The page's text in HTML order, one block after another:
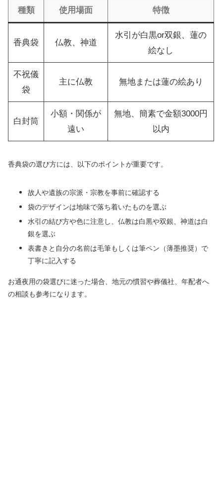
種類 使用場面 特徴
香典袋 仏教、神道
水引が白黒or双銀、蓮の
絵なし
不祝儀
袋
主に仏教 無地または蓮の絵あり
白封筒
小額・関係が
遠い
無地、簡素で金額3000円
以内
香典袋の選び方には、以下のポイントが重要です。
故人や遺族の宗派・宗教を事前に確認する
袋のデザインは地味で落ち着いたものを選ぶ
水引の結び方や色に注意し、仏教は白黒や双銀、神道は白
銀を選ぶ
表書きと自分の名前は毛筆もしくは筆ペン（薄墨推奨）で
丁寧に記入する
お通夜用の袋選びに迷った場合、地元の慣習や葬儀社、年配者へ
の相談も参考になります。